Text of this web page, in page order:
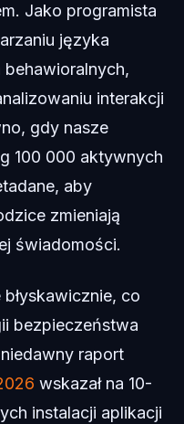
Jako programista
języka
interakcji
gdy nasze
100 000 aktywnych
aby
zmieniają
świadomości.
co
bezpieczeństwa
raport
wskazał na 10-
instalacji aplikacji